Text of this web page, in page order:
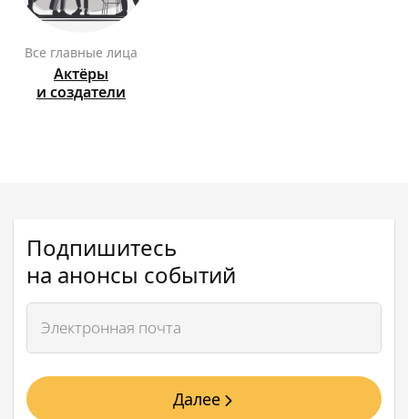
Все главные лица
Актёры
и создатели
Подпишитесь
на анонсы событий
Далее